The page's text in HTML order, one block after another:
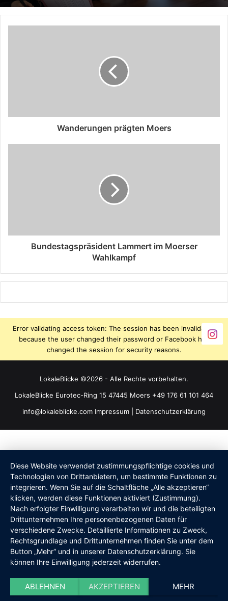
Wanderungen prägten Moers
Bundestagspräsident Lammert im Moerser
Wahlkampf
Error validating access token: The session has been invalidated
because the user changed their password or Facebook has
changed the session for security reasons.
LokaleBlicke ©2026 - Alle Rechte vorbehalten.
LokaleBlicke Eurotec-Ring 15 47445 Moers +49 176 61 101 464
info@lokaleblicke.com Impressum Datenschutzerklärung
Diese Website verwendet zustimmungspflichtige cookies und
Technologien von Drittanbietern, um bestimmte Funktionen zu
integrieren. Wenn Sie auf die Schaltfläche „Alle akzeptieren“
klicken, werden diese Funktionen aktiviert (Zustimmung).
Nach erfolgter Einwilligung verarbeiten wir und die beteiligten
Drittunternehmen Ihre personenbezogenen Daten für
verschiedene Zwecke. Detaillierte Informationen zu Zweck,
Rechtsgrundlage und Drittunternehmen finden Sie unter dem
Button „Mehr“ und in unserer Datenschutzerklärung. Sie
können Ihre Einwilligung jederzeit widerrufen.
ABLEHNEN AKZEPTIEREN MEHR